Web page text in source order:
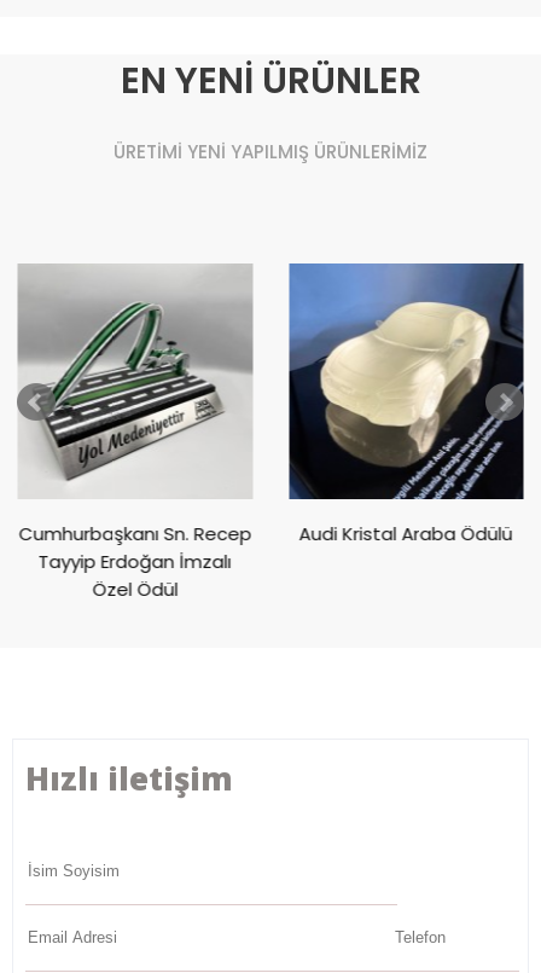
EN YENİ ÜRÜNLER
ÜRETİMİ YENİ YAPILMIŞ ÜRÜNLERİMİZ
Cumhurbaşkanı Sn. Recep
Tayyip Erdoğan İmzalı
Özel Ödül
Audi Kristal Araba Ödülü
Hızlı iletişim